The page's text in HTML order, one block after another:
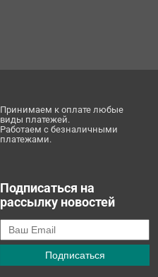
Принимаем к оплате любые
виды платежей.
Работаем с безналичными
платежами.
Подписаться на
рассылку новостей